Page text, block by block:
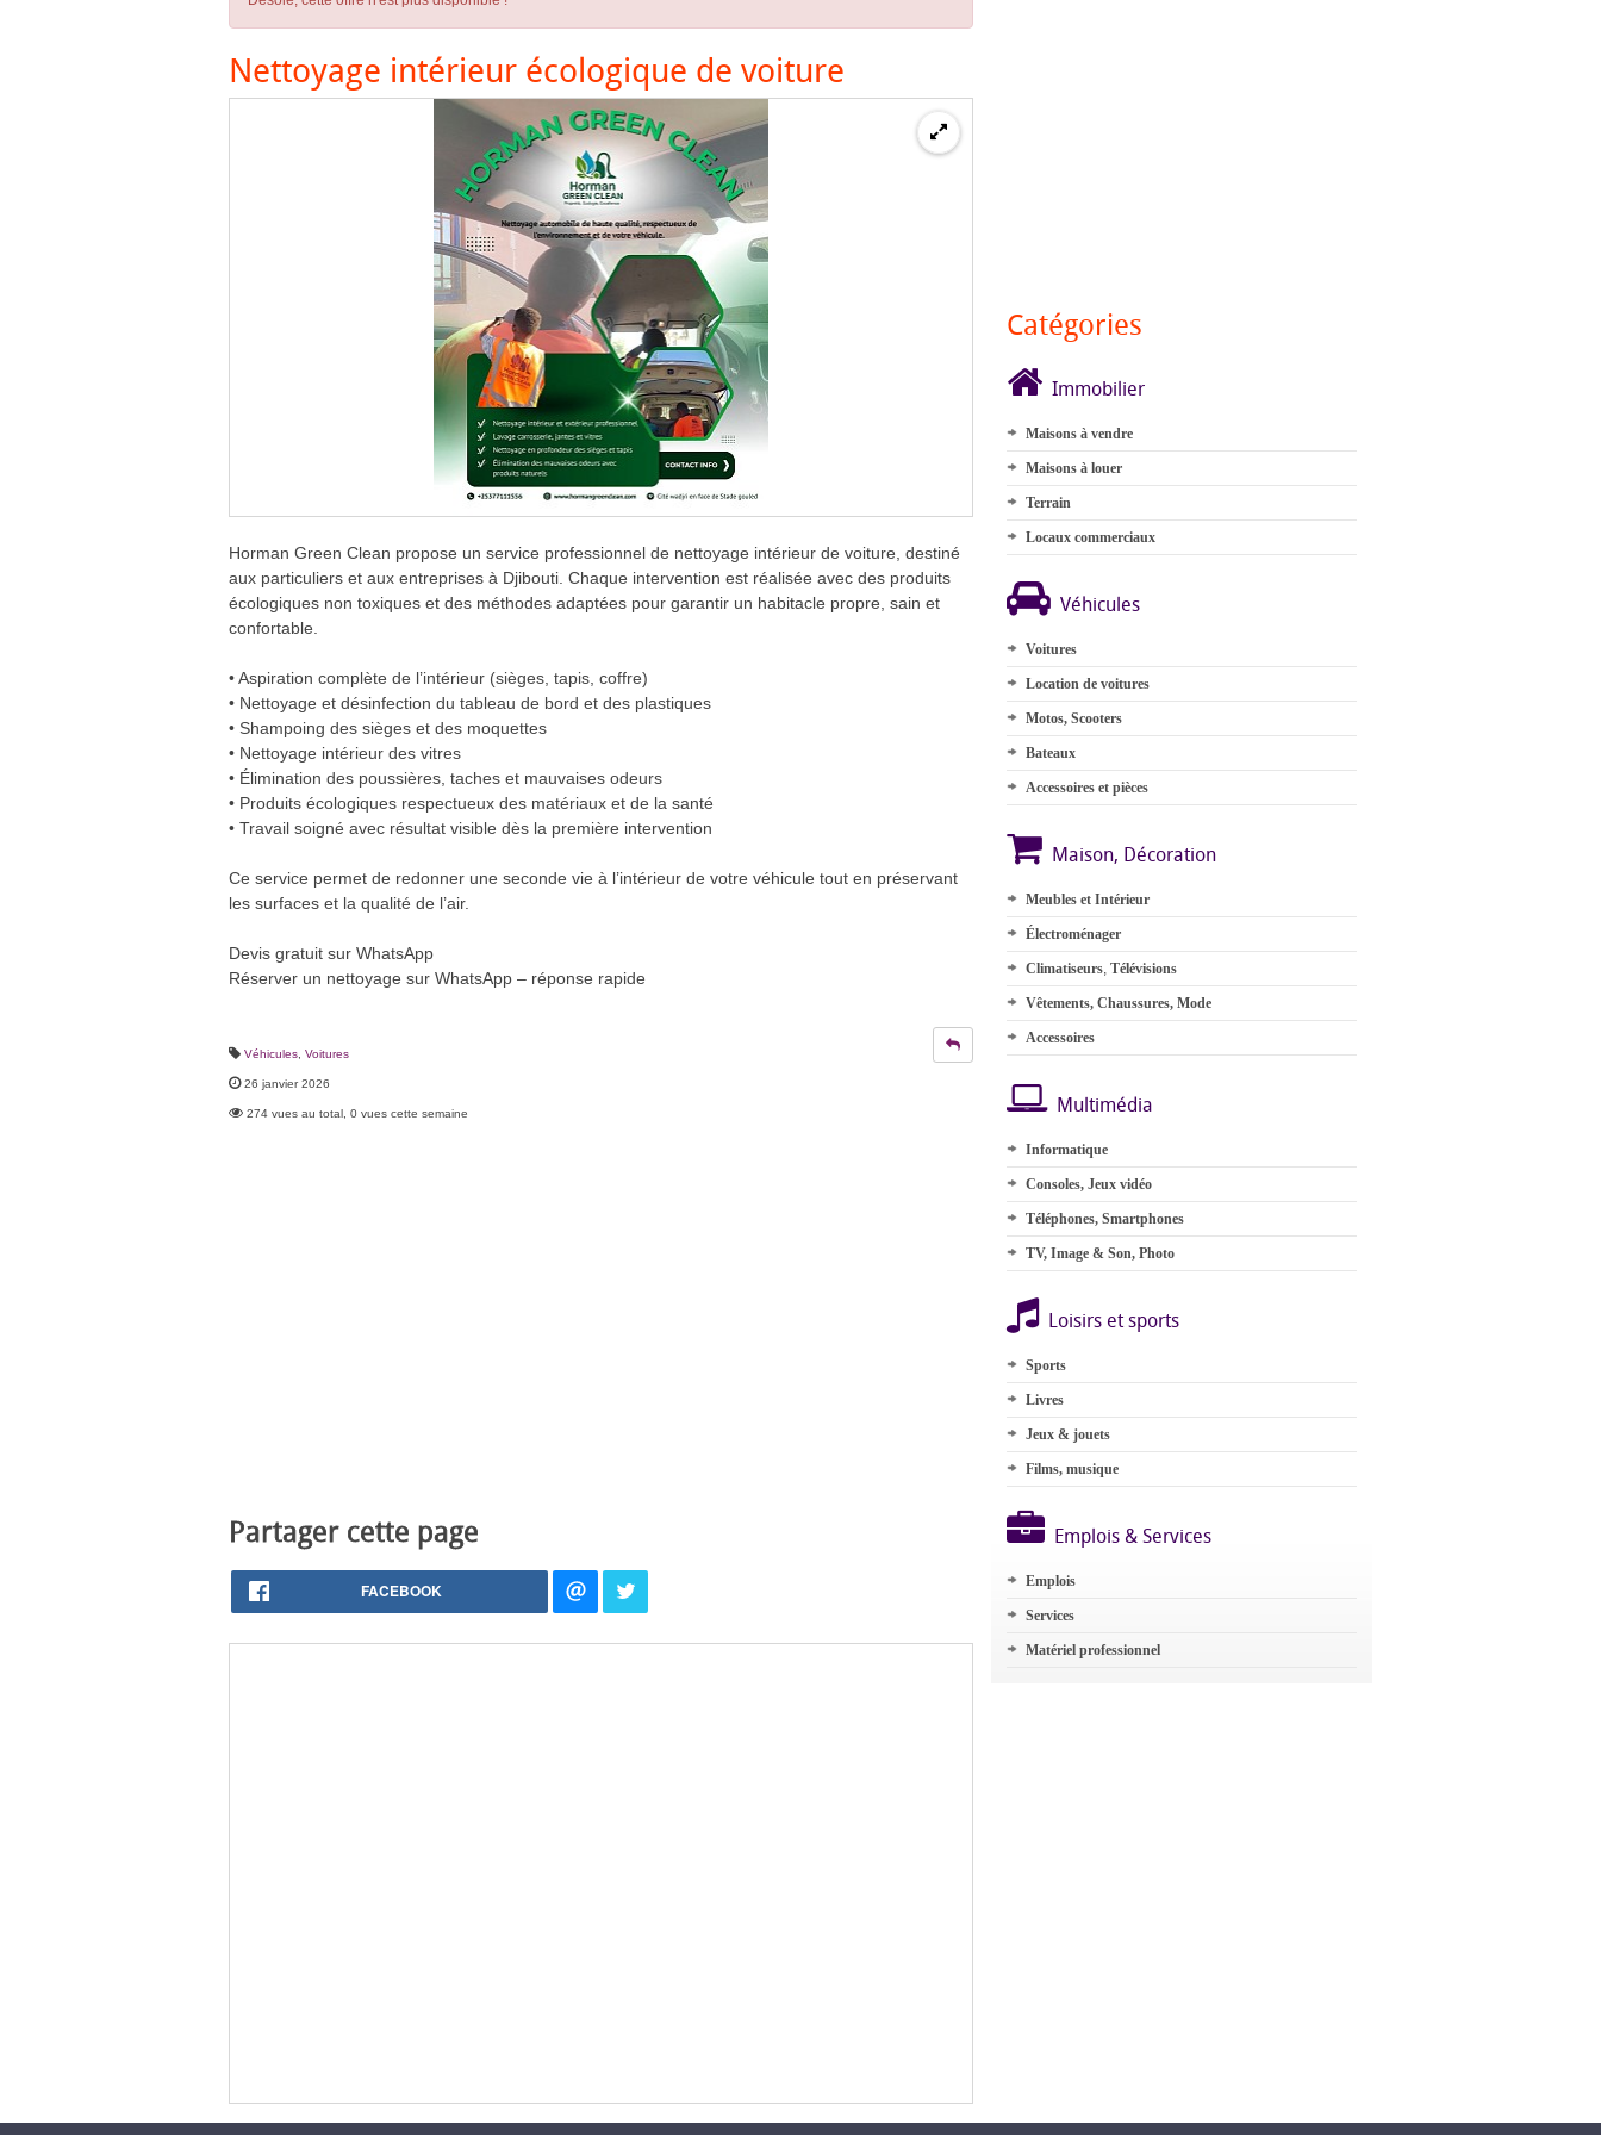
Nettoyage intérieur écologique de voiture
Horman Green Clean propose un service professionnel de nettoyage intérieur de voiture, destiné
aux particuliers et aux entreprises à Djibouti. Chaque intervention est réalisée avec des produits
écologiques non toxiques et des méthodes adaptées pour garantir un habitacle propre, sain et
confortable.
• Aspiration complète de l’intérieur (sièges, tapis, coffre)
• Nettoyage et désinfection du tableau de bord et des plastiques
• Shampoing des sièges et des moquettes
• Nettoyage intérieur des vitres
• Élimination des poussières, taches et mauvaises odeurs
• Produits écologiques respectueux des matériaux et de la santé
• Travail soigné avec résultat visible dès la première intervention
Ce service permet de redonner une seconde vie à l’intérieur de votre véhicule tout en préservant
les surfaces et la qualité de l’air.
Devis gratuit sur WhatsApp
Réserver un nettoyage sur WhatsApp – réponse rapide
Véhicules Voitures
26 janvier 2026
274 vues au total, 0 vues cette semaine
Partager cette page
FACEBOOK
Catégories
Immobilier
Maisons à vendre
Maisons à louer
Terrain
Locaux commerciaux
Véhicules
Voitures
Location de voitures
Motos, Scooters
Bateaux
Accessoires et pièces
Maison, Décoration
Meubles et Intérieur
Électroménager
Climatiseurs, Télévisions
Vêtements, Chaussures, Mode
Accessoires
Multimédia
Informatique
Consoles, Jeux vidéo
Téléphones, Smartphones
TV, Image & Son, Photo
Loisirs et sports
Sports
Livres
Jeux & jouets
Films, musique
Emplois & Services
Emplois
Services
Matériel professionnel